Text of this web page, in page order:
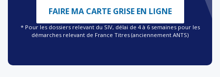
FAIRE MA CARTE GRISE EN LIGNE
* Pour les dossiers relevant du SIV, délai de 4 à 6 semaines pour les
démarches relevant de France Titres (anciennement ANTS)